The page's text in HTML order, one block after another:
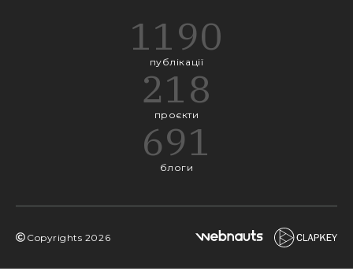
1190
публікації
218
проєкти
691
блоги
Copyrights 2026